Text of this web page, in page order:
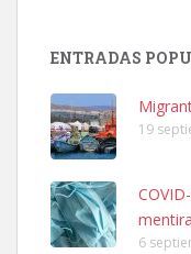
Leales.org » Gran
ENTRADAS
19
6